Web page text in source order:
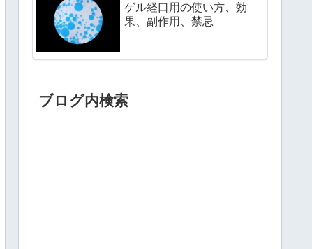
ゲル経口用の使い方、効
果、副作用、禁忌
ブログ内検索